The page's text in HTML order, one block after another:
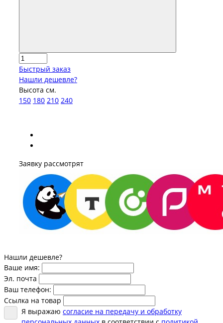
Быстрый заказ
Нашли дешевле?
Высота см.
150 180 210 240
Заявку рассмотрят
Нашли дешевле?
Ваше имя:
Эл. почта
Ваш телефон:
Ссылка на товар
Я выражаю согласие на передачу и обработку